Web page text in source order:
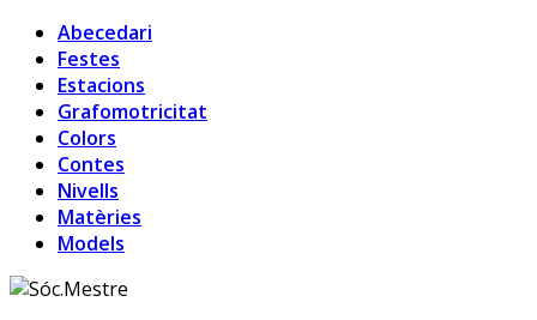
Abecedari
Festes
Estacions
Grafomotricitat
Colors
Contes
Nivells
Matèries
Models